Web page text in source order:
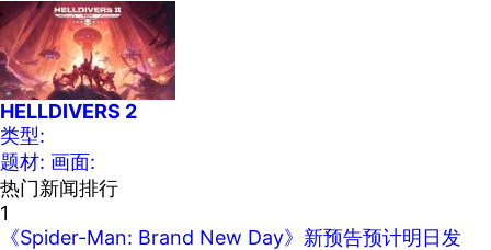
HELLDIVERS 2
类型:
题材: 画面:
热门新闻排行
1
《Spider-Man: Brand New Day》新预告预计明日发